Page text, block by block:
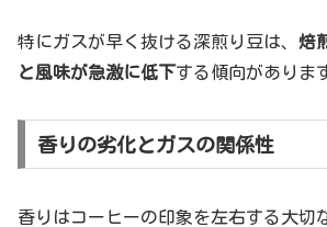
特にガスが早く抜ける深煎り豆は、 焙
と風味が急激に低下する傾向がありま
香りの劣化とガスの関係性
香りはコーヒーの印象を左右する大切